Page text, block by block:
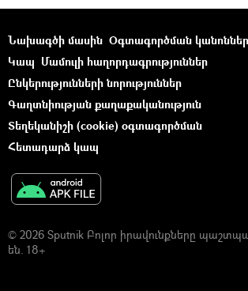
Նախագծի մասին Օգտագործման
Կապ Մամուլի հաղորդագրություններ
Ընկերությունների նորություններ
Գաղտնիության քաղաքականություն
Տեղեկանիշի (cookie) օգտագործման
Հետադարձ կապ
© 2026 Sputnik Բոլոր իրավունքները
են. 18+